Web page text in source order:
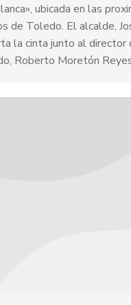
ubicada en las
de Toledo. El alcalde,
la cinta junto al director
Roberto Moretón